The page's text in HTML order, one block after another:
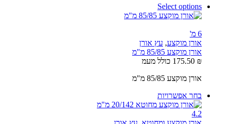
Select options
6 מ'
אורן מוקצע, עץ אורן
אורן מוקצע 85/85 מ"מ
175.50 ₪
כולל מעמ
אורן מוקצע 85/85 מ"מ
בחר אפשרויות
4.2